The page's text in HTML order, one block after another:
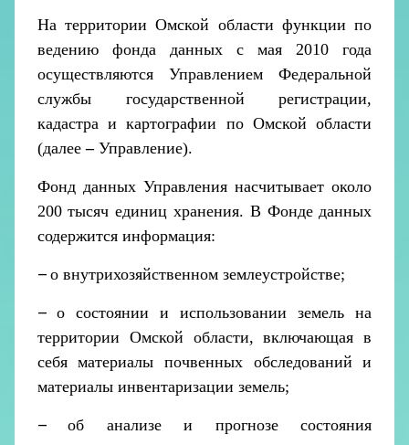
На территории Омской области функции по
ведению фонда данных с мая 2010 года
осуществляются Управлением Федеральной
службы государственной регистрации,
кадастра и картографии по Омской области
(далее–Управление).
Фонд данных Управления насчитывает около
200 тысяч единиц хранения. В Фонде данных
содержится информация:
– о внутрихозяйственном землеустройстве;
– о состоянии и использовании земель на
территории Омской области, включающая в
себя материалы почвенных обследований и
материалы инвентаризации земель;
–об анализе и прогнозе состояния